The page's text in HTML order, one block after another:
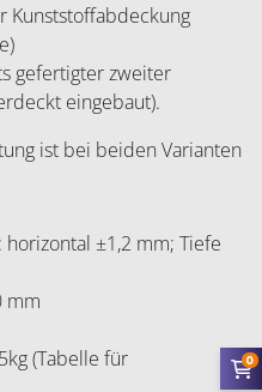
Kunststoffabdeckung
gefertigter zweiter
eingebaut).
ist bei beiden Varianten
±1,2 mm; Tiefe
mm
(Tabelle für
0